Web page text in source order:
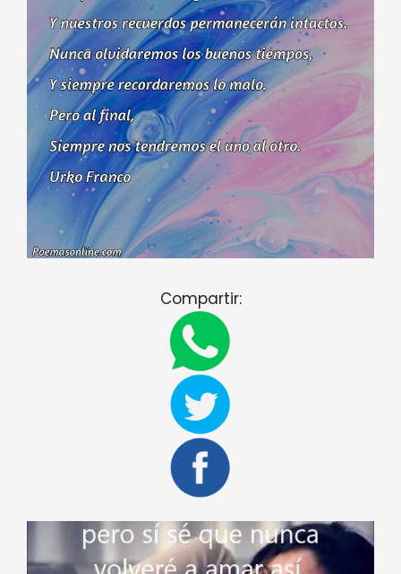
Compartir: